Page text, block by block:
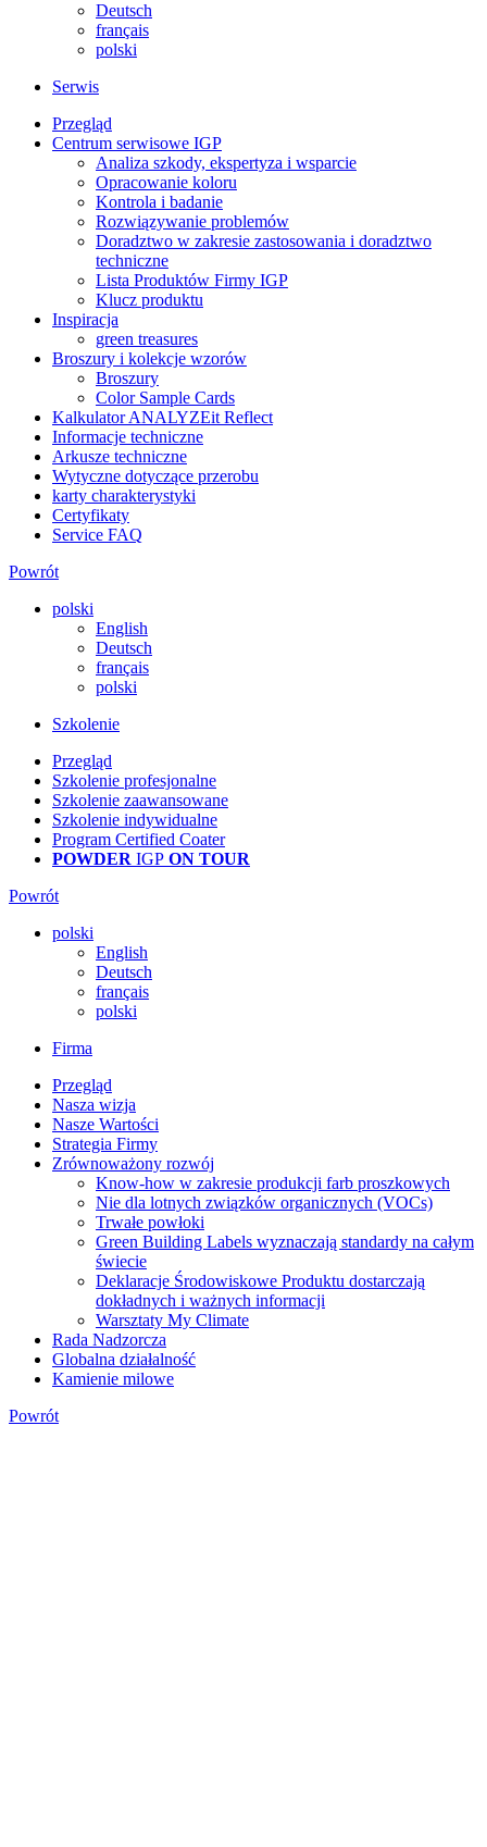
Deutsch
français
polski
Serwis
Przegląd
Centrum serwisowe IGP
Analiza szkody, ekspertyza i wsparcie
Opracowanie koloru
Kontrola i badanie
Rozwiązywanie problemów
Doradztwo w zakresie zastosowania i doradztwo
techniczne
Lista Produktów Firmy IGP
Klucz produktu
Inspiracja
green treasures
Broszury i kolekcje wzorów
Broszury
Color Sample Cards
Kalkulator ANALYZEit Reflect
Informacje techniczne
Arkusze techniczne
Wytyczne dotyczące przerobu
karty charakterystyki
Certyfikaty
Service FAQ
Powrót
polski
English
Deutsch
français
polski
Szkolenie
Przegląd
Szkolenie profesjonalne
Szkolenie zaawansowane
Szkolenie indywidualne
Program Certified Coater
POWDER IGP ON TOUR
Powrót
polski
English
Deutsch
français
polski
Firma
Przegląd
Nasza wizja
Nasze Wartości
Strategia Firmy
Zrównoważony rozwój
Know-how w zakresie produkcji farb proszkowych
Nie dla lotnych związków organicznych (VOCs)
Trwałe powłoki
Green Building Labels wyznaczają standardy na całym
świecie
Deklaracje Środowiskowe Produktu dostarczają
dokładnych i ważnych informacji
Warsztaty My Climate
Rada Nadzorcza
Globalna działalność
Kamienie milowe
Powrót